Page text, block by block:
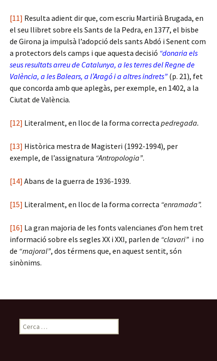
[11] Resulta adient dir que, com escriu Martirià Brugada, en
el seu llibret sobre els Sants de la Pedra, en 1377, el bisbe
de Girona ja impulsà l’adopció dels sants Abdó i Senent com
a protectors dels camps i que aquesta decisió “donaria els
seus resultats arreu de Catalunya, a les terres del Regne de
València, a les Balears, a l’Aragó i a altres indrets” (p. 21), fet
que concorda amb que aplegàs, per exemple, en 1402, a la
Ciutat de València.
[12] Literalment, en lloc de la forma correcta pedregada.
[13] Històrica mestra de Magisteri (1992-1994), per
exemple, de l’assignatura “Antropologia”.
[14] Abans de la guerra de 1936-1939.
[15] Literalment, en lloc de la forma correcta “enramada”.
[16] La gran majoria de les fonts valencianes d’on hem tret
informació sobre els segles XX i XXI, parlen de “clavari” i no
de “majoral”, dos térmens que, en aquest sentit, són
sinònims.
Cerca: